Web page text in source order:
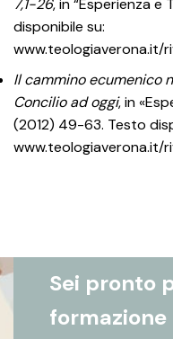
disponibile su:
www.teologiaverona.it/
Il cammino ecumenico
Concilio ad oggi, in
(2012) 49-63. Testo
Sei pronto
formazione